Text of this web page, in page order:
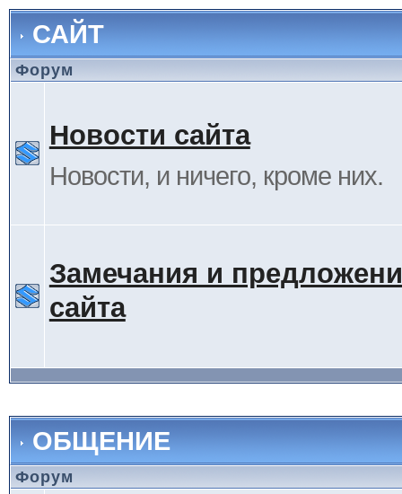
САЙТ
Форум
Новости сайта
Новости, и ничего, кроме них.
Замечания и
сайта
ОБЩЕНИЕ
Форум